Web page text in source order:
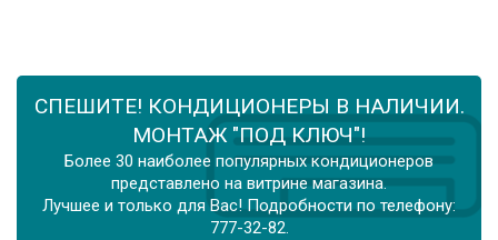
СПЕШИТЕ! КОНДИЦИОНЕРЫ В НАЛИЧИИ.
МОНТАЖ "ПОД КЛЮЧ"!
Более 30 наиболее популярных кондиционеров
представлено на витрине магазина.
Лучшее и только для Вас! Подробности по телефону:
777-32-82.